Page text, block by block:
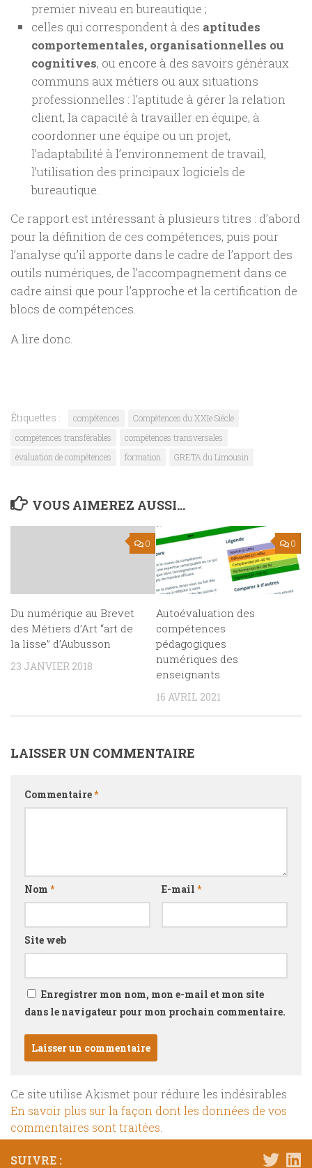
premier niveau en bureautique ;
celles qui correspondent à des aptitudes
comportementales, organisationnelles ou
cognitives, ou encore à des savoirs généraux
communs aux métiers ou aux situations
professionnelles : l’aptitude à gérer la relation
client, la capacité à travailler en équipe, à
coordonner une équipe ou un projet,
l’adaptabilité à l’environnement de travail,
l’utilisation des principaux logiciels de
bureautique.
Ce rapport est intéressant à plusieurs titres : d’abord
pour la définition de ces compétences, puis pour
l’analyse qu’il apporte dans le cadre de l’apport des
outils numériques, de l’accompagnement dans ce
cadre ainsi que pour l’approche et la certification de
blocs de compétences.
A lire donc.
Étiquettes : compétences
Compétences du XXIe Siécle
compétences transférables
compétences transversales
évaluation de compétences
formation GRETA du Limousin
VOUS AIMEREZ AUSSI...
0
Du numérique au Brevet
des Métiers d’Art “art de
la lisse” d’Aubusson
23 JANVIER 2018
0
Autoévaluation des
compétences
pédagogiques
numériques des
enseignants
16 AVRIL 2021
LAISSER UN COMMENTAIRE
Commentaire*
Nom * E-mail *
Site web
Enregistrer mon nom, mon e-mail et mon site
dans le navigateur pour mon prochain commentaire.
Ce site utilise Akismet pour réduire les indésirables.
En savoir plus sur la façon dont les données de vos
commentaires sont traitées
SUIVRE :